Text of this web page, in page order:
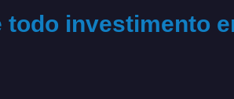
todo investimento